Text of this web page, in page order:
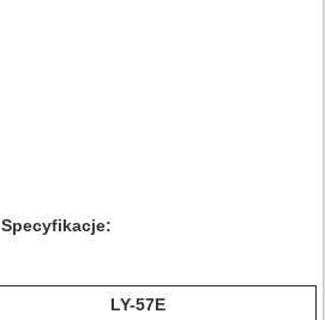
Specyfikacje:
LY-57E